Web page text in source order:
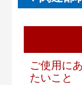
ご使用に
たいこと